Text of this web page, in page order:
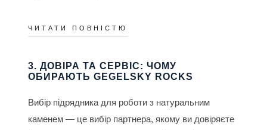
ЧИТАТИ ПОВНІСТЮ
3. ДОВІРА ТА СЕРВІС: ЧОМУ
ОБИРАЮТЬ GEGELSKY ROCKS
Вибір підрядника для роботи з натуральним
каменем — це вибір партнера, якому ви довіряєте